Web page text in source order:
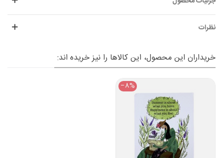
نظرات
خریداران این محصول، این کالاها را نیز خریده اند:
‎−8%